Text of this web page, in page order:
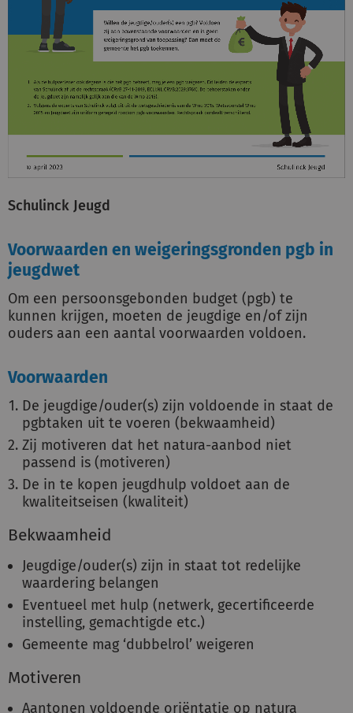
Schulinck Jeugd
Voorwaarden en weigeringsgronden pgb in
jeugdwet
Om een persoonsgebonden budget (pgb) te
kunnen krijgen, moeten de jeugdige en/of zijn
ouders aan een aantal voorwaarden voldoen.
Voorwaarden
De jeugdige/ouder(s) zijn voldoende in staat de
pgbtaken uit te voeren (bekwaamheid)
Zij motiveren dat het natura-aanbod niet
passend is (motiveren)
De in te kopen jeugdhulp voldoet aan de
kwaliteitseisen (kwaliteit)
Bekwaamheid
Jeugdige/ouder(s) zijn in staat tot redelijke
waardering belangen
Eventueel met hulp (netwerk, gecertificeerde
instelling, gemachtigde etc.)
Gemeente mag ‘dubbelrol’ weigeren
Motiveren
Aantonen voldoende oriëntatie op natura